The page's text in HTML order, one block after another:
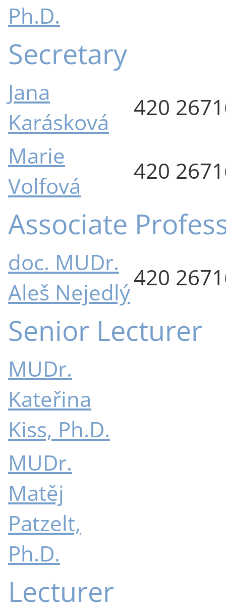
Ph.D.
Secretary
Jana
Karásková
420
Marie
Volfová
420
Associate
doc. MUDr.
Aleš Nejedlý
420
Senior Lecturer
MUDr.
Kateřina
Kiss, Ph.D.
MUDr.
Matěj
Patzelt,
Ph.D.
Lecturer